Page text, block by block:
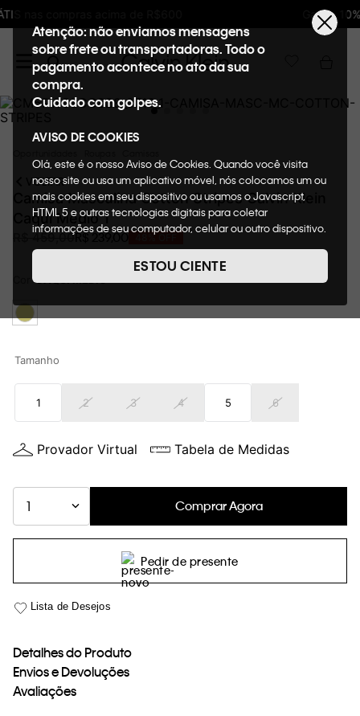
Ganhe 10% de GIFTBACK em todas as compras
Atenção: não enviamos mensagens
sobre frete ou transportadoras. Todo o
pagamento acontece no ato da sua
compra.
Cuidado com golpes.
AVISO DE COOKIES
Olá, este é o nosso Aviso de Cookies. Quando você visita
nosso site ou usa um aplicativo móvel, nós colocamos um ou
mais cookies em seu dispositivo ou usamos o Javascript,
HTML 5 e outras tecnologias digitais para coletar
informações de seu computador, celular ou outro dispositivo.
de cookies, informaremos quais cookies usaremos e quais
suas funções. A forma como processamos os dados
nosso Aviso de Privacidade. Quando você visita nosso site,
consideraremos isso como sua solicitação específica para
entre outros, a capacidade de comprar um item em nossa
Cookies acesse o link.
ESTOU CIENTE
VOLTAR
Camisa Masculina Cotton Stripes Calvin Klein
Caqui Medio 1
459,00R$ 239 ,00 48%
CorCAQUI MEDIO
Tamanho
1 2 3 4 5 6
Provador Virtual Tabela de Medidas
1 Comprar Agora
Pedir de presente
Detalhes do Produto
Envios e Devoluções
Avaliações